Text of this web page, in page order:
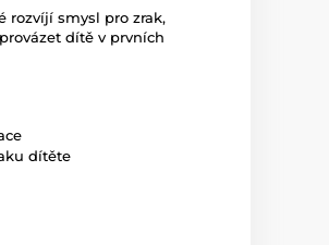
rozvíjí smysl pro zrak,
dítě v prvních
dítěte